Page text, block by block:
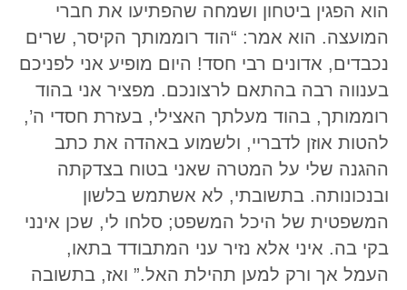
הוא הפגין ביטחון ושמחה שהפתיעו את חברי
המועצה. הוא אמר: “הוד רוממותך הקיסר, שרים
נכבדים, אדונים רבי חסד! היום מופיע אני לפניכם
בענווה רבה בהתאם לרצונכם. מפציר אני בהוד
רוממותך, בהוד מעלתך האצילי, בעזרת חסדי ה’,
להטות אוזן לדבריי, ולשמוע באהדה את כתב
ההגנה שלי על המטרה שאני בטוח בצדקתה
ובנכונותה. בתשובתי, לא אשתמש בלשון
המשפטית של היכל המשפט; סלחו לי, שכן אינני
בקי בה. איני אלא נזיר עני המתבודד בתאו,
העמל אך ורק למען תהילת האל.” ואז, בתשובה